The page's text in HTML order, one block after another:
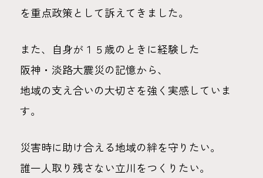
を重点政策として訴えてきました。
また、自身が１５歳のときに経験した
阪神・淡路大震災の記憶から、
地域の支え合いの大切さを強く実感していま
す。
災害時に助け合える地域の絆を守りたい。
誰一人取り残さない立川をつくりたい。